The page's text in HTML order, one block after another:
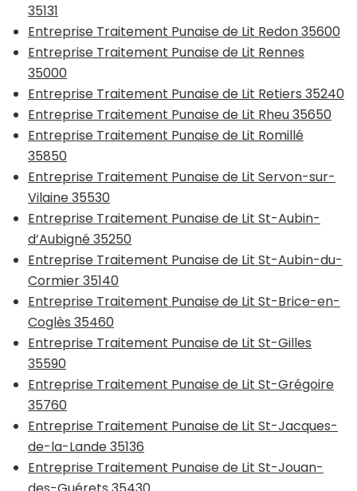
35131
Entreprise Traitement Punaise de Lit Redon 35600
Entreprise Traitement Punaise de Lit Rennes
35000
Entreprise Traitement Punaise de Lit Retiers 35240
Entreprise Traitement Punaise de Lit Rheu 35650
Entreprise Traitement Punaise de Lit Romillé
35850
Entreprise Traitement Punaise de Lit Servon-sur-
Vilaine 35530
Entreprise Traitement Punaise de Lit St-Aubin-
d’Aubigné 35250
Entreprise Traitement Punaise de Lit St-Aubin-du-
Cormier 35140
Entreprise Traitement Punaise de Lit St-Brice-en-
Coglès 35460
Entreprise Traitement Punaise de Lit St-Gilles
35590
Entreprise Traitement Punaise de Lit St-Grégoire
35760
Entreprise Traitement Punaise de Lit St-Jacques-
de-la-Lande 35136
Entreprise Traitement Punaise de Lit St-Jouan-